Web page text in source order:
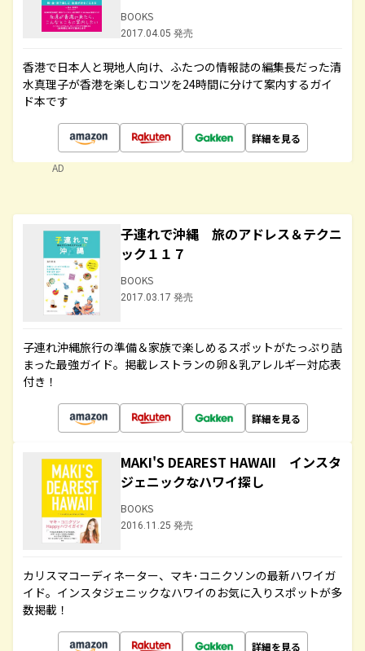
BOOKS
2017.04.05 発売
香港で日本人と現地人向け、ふたつの情報誌の編集長だった清
水真理子が香港を楽しむコツを24時間に分けて案内するガイ
ド本です
詳細を見る
AD
子連れで沖縄 旅のアドレス＆テクニ
ック１１７
BOOKS
2017.03.17 発売
子連れ沖縄旅行の準備＆家族で楽しめるスポットがたっぷり詰
まった最強ガイド。掲載レストランの卵＆乳アレルギー対応表
付き！
詳細を見る
MAKI'S DEAREST HAWAII インスタ
ジェニックなハワイ探し
BOOKS
2016.11.25 発売
カリスマコーディネーター、マキ･コニクソンの最新ハワイガ
イド。インスタジェニックなハワイのお気に入りスポットが多
数掲載！
詳細を見る